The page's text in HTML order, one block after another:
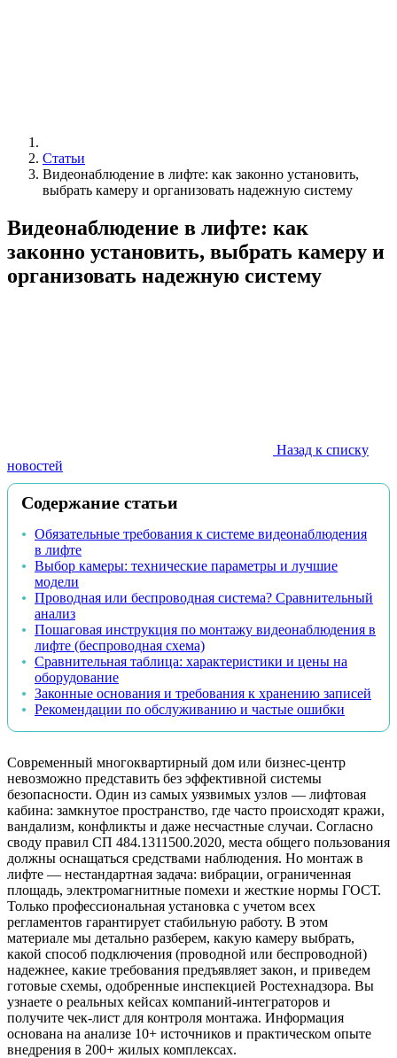
Статьи
Видеонаблюдение в лифте: как законно установить,
выбрать камеру и организовать надежную систему
Видеонаблюдение в лифте: как
законно установить, выбрать камеру и
организовать надежную систему
Назад к списку
новостей
Содержание статьи
Обязательные требования к системе видеонаблюдения
в лифте
Выбор камеры: технические параметры и лучшие
модели
Проводная или беспроводная система? Сравнительный
анализ
Пошаговая инструкция по монтажу видеонаблюдения в
лифте (беспроводная схема)
Сравнительная таблица: характеристики и цены на
оборудование
Законные основания и требования к хранению записей
Рекомендации по обслуживанию и частые ошибки
Современный многоквартирный дом или бизнес-центр
невозможно представить без эффективной системы
безопасности. Один из самых уязвимых узлов — лифтовая
кабина: замкнутое пространство, где часто происходят кражи,
вандализм, конфликты и даже несчастные случаи. Согласно
своду правил СП 484.1311500.2020, места общего пользования
должны оснащаться средствами наблюдения. Но монтаж в
лифте — нестандартная задача: вибрации, ограниченная
площадь, электромагнитные помехи и жесткие нормы ГОСТ.
Только профессиональная установка с учетом всех
регламентов гарантирует стабильную работу. В этом
материале мы детально разберем, какую камеру выбрать,
какой способ подключения (проводной или беспроводной)
надежнее, какие требования предъявляет закон, и приведем
готовые схемы, одобренные инспекцией Ростехнадзора. Вы
узнаете о реальных кейсах компаний-интеграторов и
получите чек-лист для контроля монтажа. Информация
основана на анализе 10+ источников и практическом опыте
внедрения в 200+ жилых комплексах.